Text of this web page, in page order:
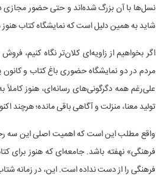
نسل‌ها با آن بزرگ شده‌اند و حتی حضور
شاید به همین دلیل است که نمایشگاه کتاب
مردم در دو نمایشگاه حضوری باغ کتاب و
علی‌رغم همه دگرگونی‌های رسانه‌ای، هنوز
تولید معنا، منزلت و آگاهی باقی مانده؛ هرچند
واقع مطلب این است که اهمیت اصلی این سه
فرهنگی» نهفته باشد. جامعه‌ای که هنوز برای
فرهنگی را از دست نداده است. این، در زمانه